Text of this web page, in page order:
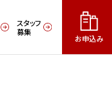
お申込み
スタッフ
募集